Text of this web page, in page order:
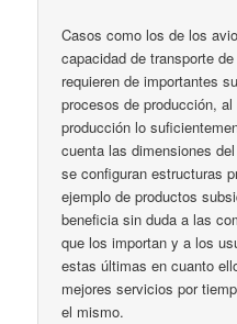
Casos como los de los
capacidad de transporte
requieren de importantes
procesos de producción,
producción lo
cuenta las dimensiones
se configuran estructuras
ejemplo de productos
beneficia sin duda a las
que los importan y a los
estas últimas en cuanto
mejores servicios por
el mismo.